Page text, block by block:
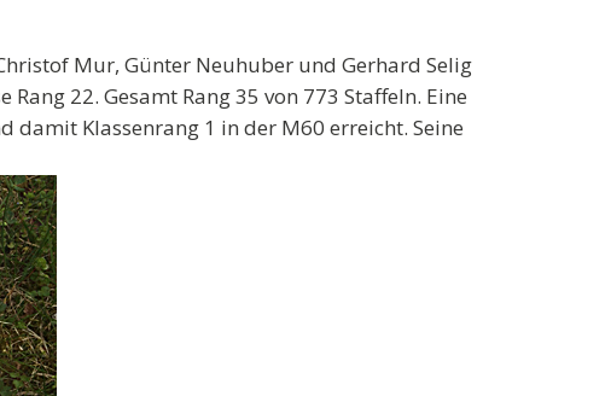
Mur, Günter Neuhuber und Gerhard Selig
22. Gesamt Rang 35 von 773 Staffeln. Eine
damit Klassenrang 1 in der M60 erreicht. Seine